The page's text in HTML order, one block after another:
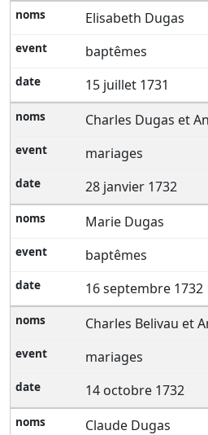
Elisabeth Dugas
baptêmes
15 juillet 1731
Charles Dugas et
mariages
28 janvier 1732
Marie Dugas
baptêmes
16 septembre 1732
Charles Belivau et
mariages
14 octobre 1732
Claude Dugas